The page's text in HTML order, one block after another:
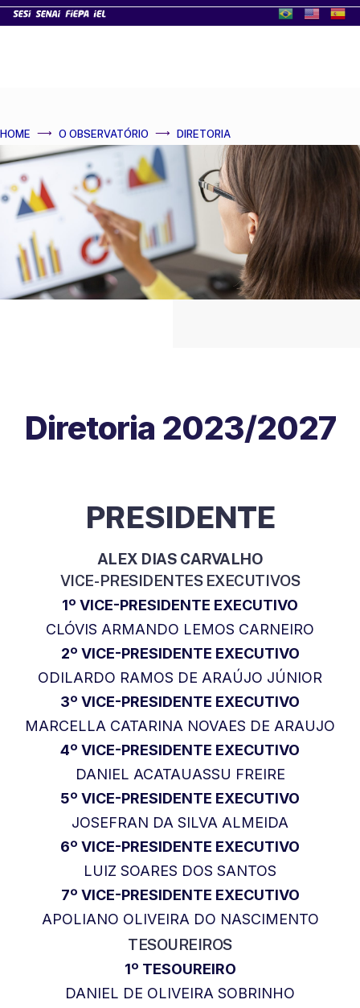
HOME O OBSERVATÓRIO DIRETORIA
Diretoria 2023/2027
PRESIDENTE
ALEX DIAS CARVALHO
VICE-PRESIDENTES EXECUTIVOS
1º VICE-PRESIDENTE EXECUTIVO
CLÓVIS ARMANDO LEMOS CARNEIRO
2º VICE-PRESIDENTE EXECUTIVO
ODILARDO RAMOS DE ARAÚJO JÚNIOR
3º VICE-PRESIDENTE EXECUTIVO
MARCELLA CATARINA NOVAES DE ARAUJO
4º VICE-PRESIDENTE EXECUTIVO
DANIEL ACATAUASSU FREIRE
5º VICE-PRESIDENTE EXECUTIVO
JOSEFRAN DA SILVA ALMEIDA
6º VICE-PRESIDENTE EXECUTIVO
LUIZ SOARES DOS SANTOS
7º VICE-PRESIDENTE EXECUTIVO
APOLIANO OLIVEIRA DO NASCIMENTO
TESOUREIROS
1º TESOUREIRO
DANIEL DE OLIVEIRA SOBRINHO